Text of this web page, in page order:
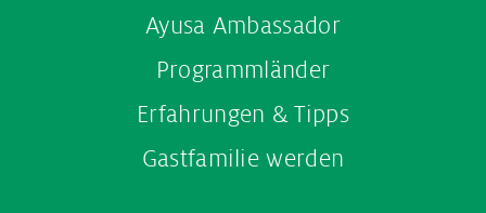
Ayusa Ambassador
Programmländer
Erfahrungen & Tipps
Gastfamilie werden